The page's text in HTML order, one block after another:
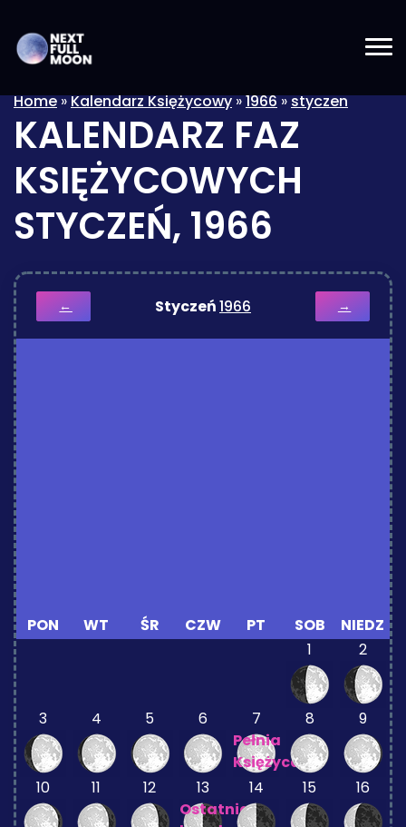
Home»Kalendarz Księżycowy»1966»styczen
KALENDARZ FAZ
KSIĘŻYCOWYCH
STYCZEŃ, 1966
← Styczeń1966 →
PON WT ŚR CZW PT SOB
NIEDZ
1
2
3 4 5 6
7
Pełnia
Księżyca
8 9
10 11 12
13
Ostatnia
14 15 16